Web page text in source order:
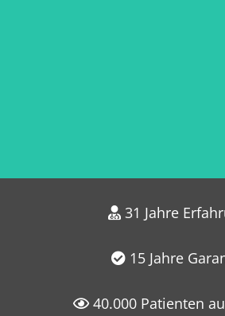
31 Jahre
15 Jahre
40.000 Patienten